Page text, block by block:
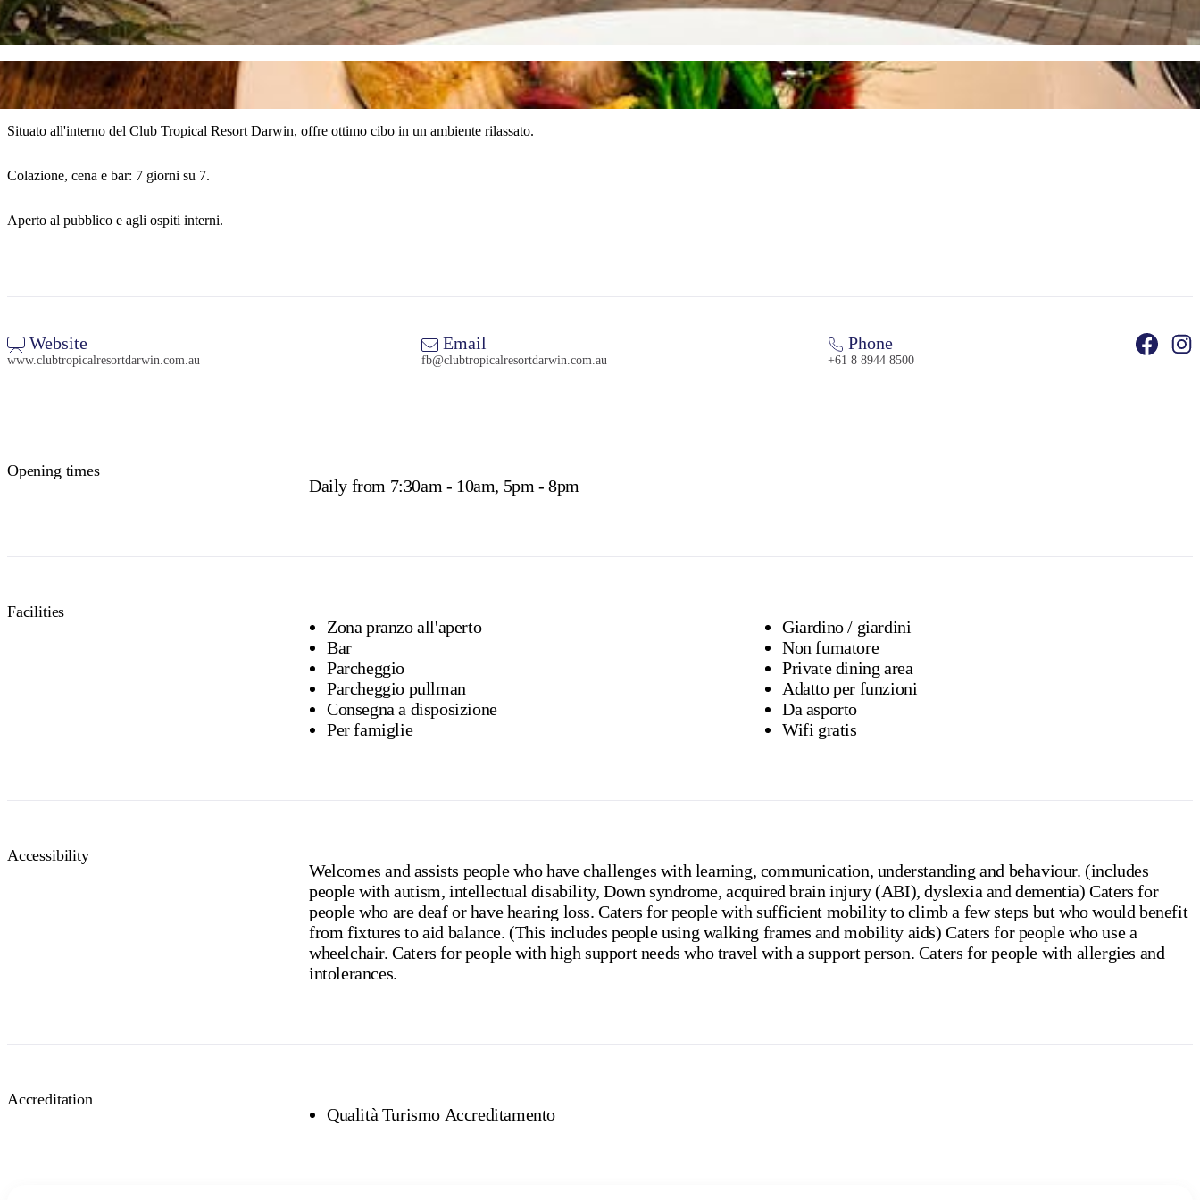
Situato all'interno del Club Tropical Resort Darwin, offre ottimo cibo in un ambiente rilassato.
Colazione, cena e bar: 7 giorni su 7.
Aperto al pubblico e agli ospiti interni.
Website
www.clubtropicalresortdarwin.com.au
Email
fb@clubtropicalresortdarwin.com.au
Phone
+61 8 8944 8500
Opening times
Daily from 7:30am - 10am, 5pm - 8pm
Facilities
Zona pranzo all'aperto
Bar
Parcheggio
Parcheggio pullman
Consegna a disposizione
Per famiglie
Giardino / giardini
Non fumatore
Private dining area
Adatto per funzioni
Da asporto
Wifi gratis
Accessibility
Welcomes and assists people who have challenges with learning, communication, understanding and behaviour. (includes
people with autism, intellectual disability, Down syndrome, acquired brain injury (ABI), dyslexia and dementia) Caters for
people who are deaf or have hearing loss. Caters for people with sufficient mobility to climb a few steps but who would benefit
from fixtures to aid balance. (This includes people using walking frames and mobility aids) Caters for people who use a
wheelchair. Caters for people with high support needs who travel with a support person. Caters for people with allergies and
intolerances.
Accreditation
Qualità Turismo Accreditamento